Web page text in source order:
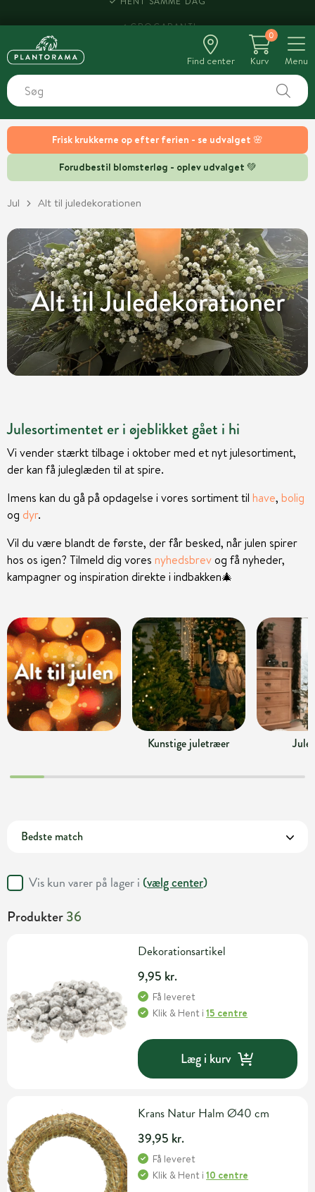
Frisk krukkerne op efter ferien - se udvalget 🌸
Forudbestil blomsterløg - oplev udvalget 💚
Find center
0
Kurv
Menu
Jul Alt til juledekorationen
Alt til Juledekorationer
Julesortimentet er i øjeblikket gået i hi
Vi vender stærkt tilbage i oktober med et nyt julesortiment,
der kan få juleglæden til at spire.
Imens kan du gå på opdagelse i vores sortiment til have, bolig
og dyr.
Vil du være blandt de første, der får besked, når julen spirer
hos os igen? Tilmeld dig vores nyhedsbrevog få nyheder,
kampagner og inspiration direkte i indbakken🎄
Kunstige juletræer
Vis kun varer på lager i (vælg center)
Produkter36
Dekorationsartikel
9,95 kr.
Få leveret
Klik & Hent i15 centre
Læg i kurv
Krans Natur Halm Ø40 cm
39,95 kr.
Få leveret
Klik & Hent i10 centre